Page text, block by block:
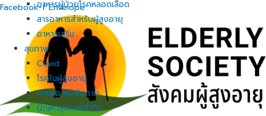
Facebook-f Envelope
อาหารผู้ป่วยโรคหลอดเลือด
สารอาหารสำหรับผู้สูงอายุ
อาหารเสริม
สุขภาพ
Covid
โรคในผู้สูงอายุ
การออกกำลังกาย
ปัญหาสุขภาพทั่วไป